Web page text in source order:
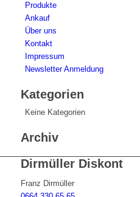
Produkte
Ankauf
Über uns
Kontakt
Impressum
Newsletter Anmeldung
Kategorien
Keine Kategorien
Archiv
Dirmüller Diskont
Franz Dirmüller